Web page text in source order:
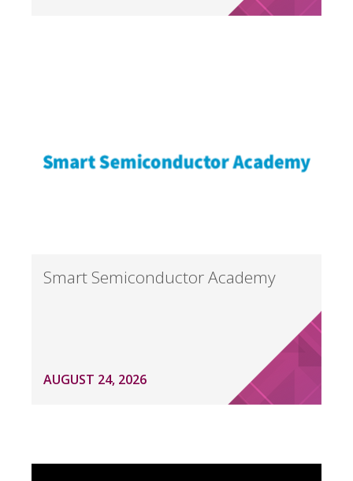
Smart Semiconductor Academy
AUGUST 24, 2026